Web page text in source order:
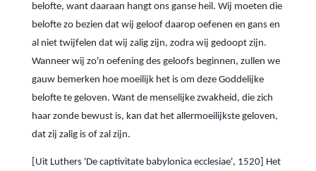
belofte, want daaraan hangt ons ganse heil. Wij moeten die
belofte zo bezien dat wij geloof daarop oefenen en gans en
al niet twijfelen dat wij zalig zijn, zodra wij gedoopt zijn.
Wanneer wij zo'n oefening des geloofs beginnen, zullen we
gauw bemerken hoe moeilijk het is om deze Goddelijke
belofte te geloven. Want de menselijke zwakheid, die zich
haar zonde bewust is, kan dat het allermoeilijkste geloven,
dat zij zalig is of zal zijn.
[Uit Luthers 'De captivitate babylonica ecclesiae', 1520] Het